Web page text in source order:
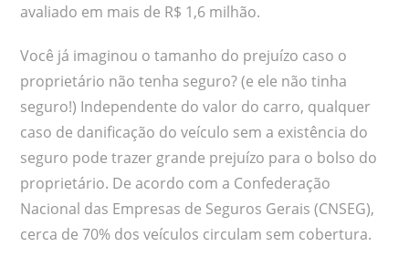
avaliado em mais de R$ 1,6 milhão.
Você já imaginou o tamanho do prejuízo caso o
proprietário não tenha seguro? (e ele não tinha
seguro!) Independente do valor do carro, qualquer
caso de danificação do veículo sem a existência do
seguro pode trazer grande prejuízo para o bolso do
proprietário. De acordo com a Confederação
Nacional das Empresas de Seguros Gerais (CNSEG),
cerca de 70% dos veículos circulam sem cobertura.